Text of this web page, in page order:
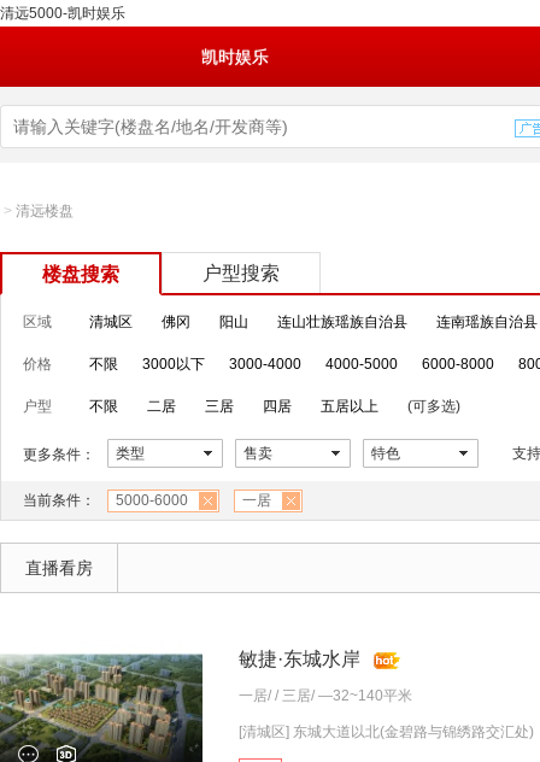
清远5000-凯时娱乐
凯时娱乐
> 清远楼盘
楼盘搜索 户型搜索
区域 清城区 佛冈 阳山 连山壮族瑶族自治县 连南瑶族自治县
价格 不限 3000以下 3000-4000 4000-5000 6000-8000
户型 不限 二居 三居 四居 五居以上 (可多选)
更多条件： 类型 售卖 特色 支
当前条件： 5000-6000 一居
直播看房
敏捷·东城水岸
一居/ / 三居/ —32~140平米
[清城区] 东城大道以北(金碧路与锦绣路交汇处)